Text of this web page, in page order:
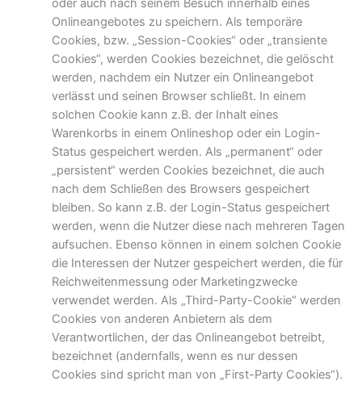
oder auch nach seinem Besuch innerhalb eines
Onlineangebotes zu speichern. Als temporäre
Cookies, bzw. „Session-Cookies“ oder „transiente
Cookies“, werden Cookies bezeichnet, die gelöscht
werden, nachdem ein Nutzer ein Onlineangebot
verlässt und seinen Browser schließt. In einem
solchen Cookie kann z.B. der Inhalt eines
Warenkorbs in einem Onlineshop oder ein Login-
Status gespeichert werden. Als „permanent“ oder
„persistent“ werden Cookies bezeichnet, die auch
nach dem Schließen des Browsers gespeichert
bleiben. So kann z.B. der Login-Status gespeichert
werden, wenn die Nutzer diese nach mehreren Tagen
aufsuchen. Ebenso können in einem solchen Cookie
die Interessen der Nutzer gespeichert werden, die für
Reichweitenmessung oder Marketingzwecke
verwendet werden. Als „Third-Party-Cookie“ werden
Cookies von anderen Anbietern als dem
Verantwortlichen, der das Onlineangebot betreibt,
bezeichnet (andernfalls, wenn es nur dessen
Cookies sind spricht man von „First-Party Cookies“).